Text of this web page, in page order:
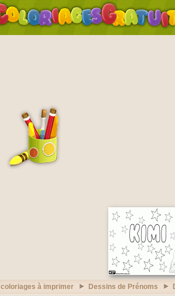
coloriages à imprimer Dessins de Prénoms